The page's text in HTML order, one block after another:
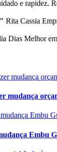
e rapidez.
Rita Cassia
Dias Melhor
mudança
Embu